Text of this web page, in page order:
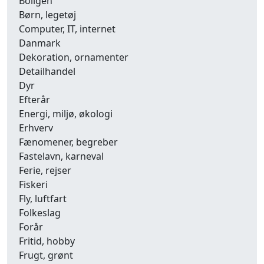
Børn, legetøj
Computer, IT, internet
Danmark
Dekoration, ornamenter
Detailhandel
Dyr
Efterår
Energi, miljø, økologi
Erhverv
Fænomener, begreber
Fastelavn, karneval
Ferie, rejser
Fiskeri
Fly, luftfart
Folkeslag
Forår
Fritid, hobby
Frugt, grønt